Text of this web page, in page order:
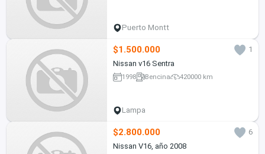
Puerto Montt
$1.500.000
1
Nissan v16 Sentra
1998 Bencina 420000 km
Lampa
$2.800.000
6
Nissan V16, año 2008